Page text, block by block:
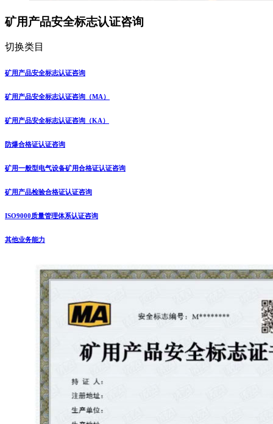
矿用产品安全标志认证咨询
切换类目
矿用产品安全标志认证咨询
矿用产品安全标志认证咨询（MA）
矿用产品安全标志认证咨询（KA）
防爆合格证认证咨询
矿用一般型电气设备矿用合格证认证咨询
矿用产品检验合格证认证咨询
ISO9000质量管理体系认证咨询
其他业务能力